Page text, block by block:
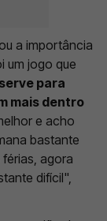
a importância
um jogo que
para
mais dentro
e acho
bastante
agora
difícil",